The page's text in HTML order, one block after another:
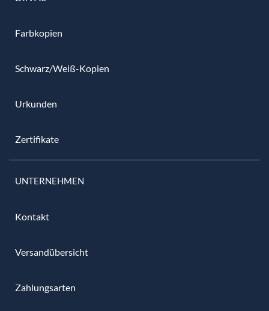
Farbkopien
Schwarz/Weiß-Kopien
Urkunden
Zertifikate
UNTERNEHMEN
Kontakt
Versandübersicht
Zahlungsarten